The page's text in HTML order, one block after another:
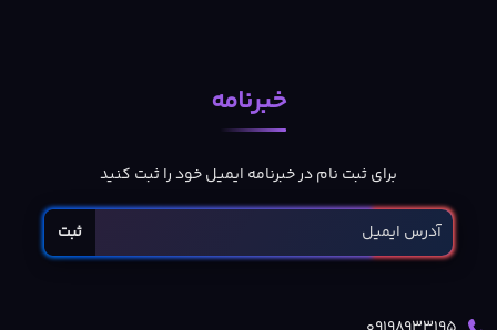
خبرنامه
برای ثبت نام در خبرنامه ایمیل خود را ثبت کنید
ثبت